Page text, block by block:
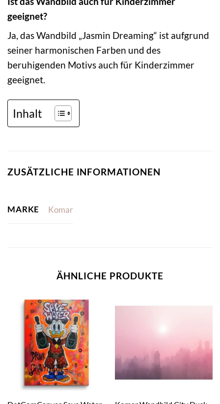
geeignet?
Ja, das Wandbild „Jasmin Dreaming“ ist aufgrund
seiner harmonischen Farben und des
beruhigenden Motivs auch für Kinderzimmer
geeignet.
Inhalt
ZUSÄTZLICHE INFORMATIONEN
MARKE Komar
ÄHNLICHE PRODUKTE